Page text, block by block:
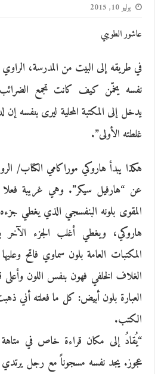
يوليو 10, 2015
عاشور الطويبي
في طريقه إلى البيت من المدرسة، الراوي
نفسه يخمّن كيف كانت تجمع الضرائب
يدخل إلى المكتبة المحلية ليرى بنفسه
غلطته الأولى”.
هكذا يبدأ هاروكي موراكامي الكتاب/
عن “هارفيل سيكر”. وهي غريبة
المقوى بلونه البنفسجي الذي يغطي
هاروكي، ويغطي أغلب الجزء الآخر
المكتبات العامة بلون سماوي فاتح
الغلاف الخلفي فهون بنفس اللون
العبارة بلون أبيض: كل ما فعلته أني
الكتب.
“يُقادُ إلى مكان قراءة خاص في
عجوز. يجد نفسه مسجوناً مع رجل